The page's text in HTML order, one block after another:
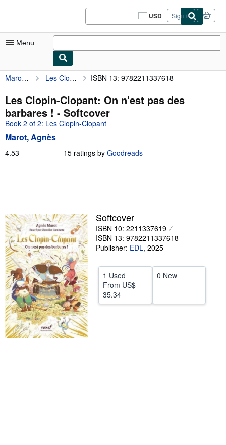
USD
Site
shopping
Sign in
Menu
My Account
My Purchases
Sign Off
Advanced Search
Browse Collections
Sellers
Start Selling
Help
CLOSE
Marot, Agnès Les Clopin-Clopant: On n'est pas des barbares ! ISBN 13: 9782211337618
Les Clopin-Clopant: On n'est pas des
barbares ! - Softcover
Book 2 of 2: Les Clopin-Clopant
Marot, Agnès
4.53 15 ratings by Goodreads
Softcover
ISBN 10: 2211337619
ISBN 13: 9782211337618
Publisher: EDL, 2025
1 Used
From US$
35.34
0 New